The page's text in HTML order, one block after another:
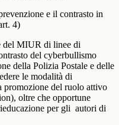
e il contrasto in
4)
del MIUR di linee di
del cyberbullismo
della Polizia Postale e delle
le modalità di
promozione del ruolo attivo
oltre che opportune
per gli autori di